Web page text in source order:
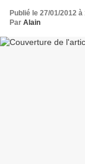
Publié le 27/01/2012 à
Par Alain